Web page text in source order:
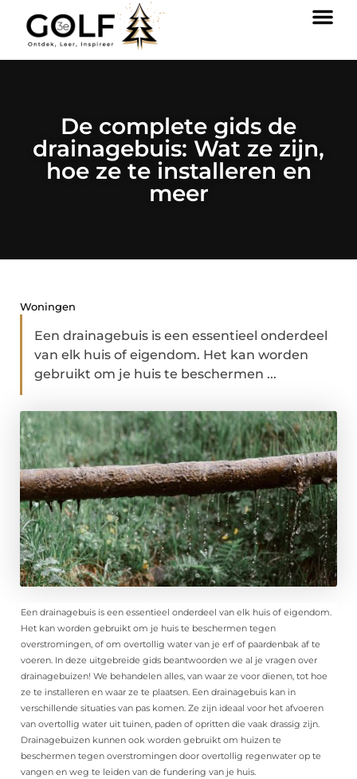
De complete gids de
drainagebuis: Wat ze zijn,
hoe ze te installeren en
meer
Woningen
Een drainagebuis is een essentieel onderdeel
van elk huis of eigendom. Het kan worden
gebruikt om je huis te beschermen ...
Een drainagebuis is een essentieel onderdeel van elk huis of eigendom.
Het kan worden gebruikt om je huis te beschermen tegen
overstromingen, of om overtollig water van je erf of paardenbak af te
voeren. In deze uitgebreide gids beantwoorden we al je vragen over
drainagebuizen! We behandelen alles, van waar ze voor dienen, tot hoe
ze te installeren en waar ze te plaatsen. Een drainagebuis kan in
verschillende situaties van pas komen. Ze zijn ideaal voor het afvoeren
van overtollig water uit tuinen, paden of opritten die vaak drassig zijn.
Drainagebuizen kunnen ook worden gebruikt om huizen te
beschermen tegen overstromingen door overtollig regenwater op te
vangen en weg te leiden van de fundering van je huis.